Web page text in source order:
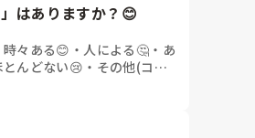
」はありますか？😊
時々ある😊 ・ 人による🤔 ・ あ
とんどない😢 ・ その他(コメ